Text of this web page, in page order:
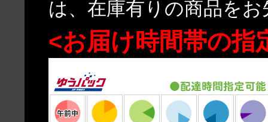
は、在庫有りの商品を
<お届け時間帯の指